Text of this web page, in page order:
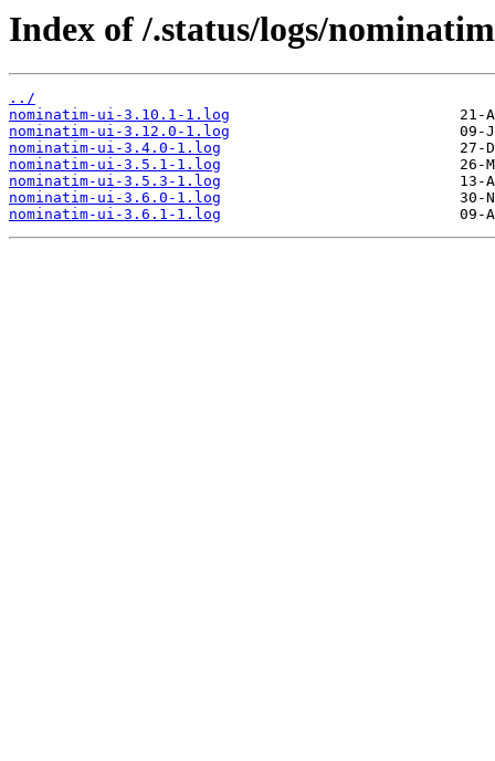
Index of /.status/logs/
../
nominatim-ui-3.10.1-1.log
nominatim-ui-3.12.0-1.log
nominatim-ui-3.4.0-1.log
nominatim-ui-3.5.1-1.log
nominatim-ui-3.5.3-1.log
nominatim-ui-3.6.0-1.log
nominatim-ui-3.6.1-1.log